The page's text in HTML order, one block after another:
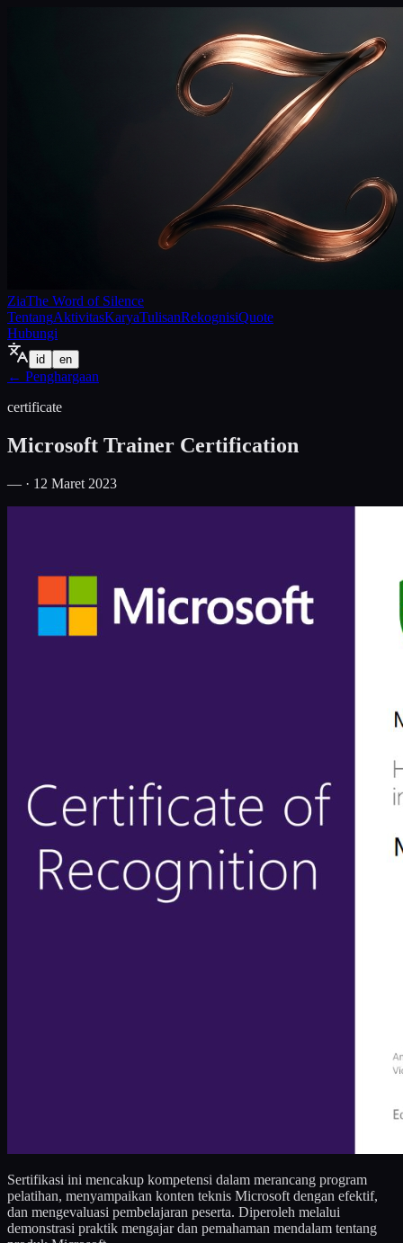
ZiaThe Word of Silence
TentangAktivitasKaryaTulisanRekognisiQuote
Hubungi
id en
← Penghargaan
certificate
Microsoft Trainer Certification
— · 12 Maret 2023
Sertifikasi ini mencakup kompetensi dalam merancang program
pelatihan, menyampaikan konten teknis Microsoft dengan efektif,
dan mengevaluasi pembelajaran peserta. Diperoleh melalui
demonstrasi praktik mengajar dan pemahaman mendalam tentang